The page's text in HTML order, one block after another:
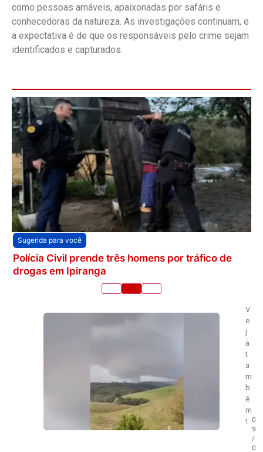
como pessoas amáveis, apaixonadas por safáris e
conhecedoras da natureza. As investigações continuam, e
a expectativa é de que os responsáveis pelo crime sejam
identificados e capturados.
Sugerida para você
Polícia Civil prende três homens por tráfico de
drogas em Ipiranga
V
e
j
a
t
a
m
b
é
m
!
0
9
/
0